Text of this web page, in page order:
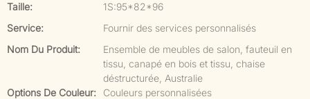
Taille:
1S:95*82*96
Service:
Fournir des services personnalisés
Nom Du Produit:
Ensemble de meubles de salon, fauteuil en
tissu, canapé en bois et tissu, chaise
déstructurée, Australie
Options De Couleur:
Couleurs personnalisées